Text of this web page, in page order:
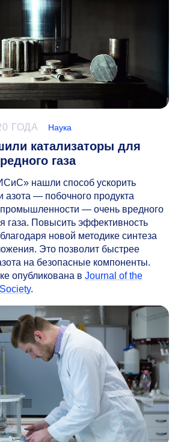
ГОДА Наука
катализаторы для
газа
нашли способ ускорить
азота — побочного продукта
— очень вредного
газа. Повысить эффективность
новой методике синтеза
Это позволит быстрее
на безопасные компоненты.
опубликована в Journal of the
.